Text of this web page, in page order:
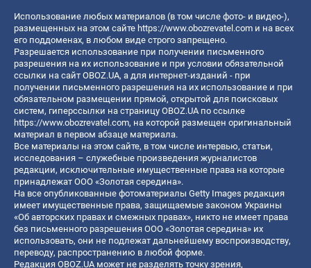
Использование любых материалов (в том числе фото- и видео-),
размещенных на этом сайте https://www.obozrevatel.com и на всех
его поддоменах, в любом виде строго запрещено.
Разрешается использование при получении письменного
разрешения на их использование и при условии обязательной
ссылки на сайт OBOZ.UA, а для интернет-изданий - при
получении письменного разрешения на их использование и при
обязательном размещении прямой, открытой для поисковых
систем, гиперссылки на страницу OBOZ.UA по ссылке
https://www.obozrevatel.com, на которой размещен оригинальный
материал в первом абзаце материала.
Все материалы на этом сайте, в том числе интервью, статьи,
исследования – служебные произведения журналистов
редакции, исключительные имущественные права на которые
принадлежат ООО «Золотая середина».
На все опубликованные фотоматериалы Getty Images редакция
имеет имущественные права, защищаемые законом Украины
«Об авторских правах и смежных правах», никто не имеет права
без письменного разрешения ООО «Золотая середина» их
использовать, они не подлежат дальнейшему воспроизводству,
переводу, распространению в любой форме.
Редакция OBOZ.UA может не разделять точку зрения,